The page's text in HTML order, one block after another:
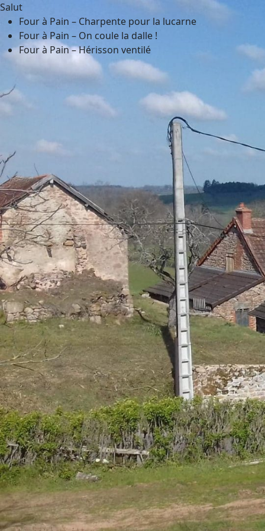
Salut
Four à Pain – Charpente pour la lucarne
Four à Pain – On coule la dalle !
Four à Pain – Hérisson ventilé